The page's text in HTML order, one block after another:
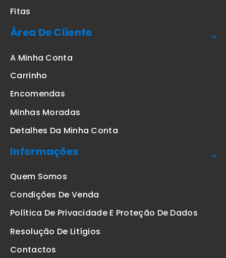
Fitas
Área De Cliente
A Minha Conta
Carrinho
Encomendas
Minhas Moradas
Detalhes Da Minha Conta
Informações
Quem Somos
Condições De Venda
Política De Privacidade E Proteção De Dados
Resolução De Litígios
Contactos